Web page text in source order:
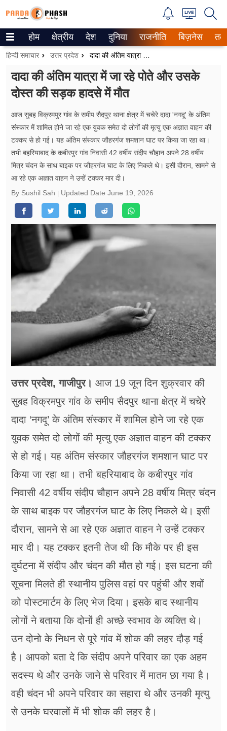
Trending on Google News
ePaper
वेब स्टोरीज
उत्तर प्रदेश
गैलरी
वीडियो
रिलेशनशिप
जीवन मंत्रा
ब्‍यूटी
शिक्षा
अन्य खबरें
होम क्षेत्रीय देश दुनिया राजनीति बिज़नेस
हिन्दी समाचार उत्तर प्रदेश
दादा की अंतिम यात्रा में जा रहे पोते और उसके
दोस्त की सड़क हादसे में मौत
आज सुबह विक्रमपुर गांव के समीप सैदपुर थाना क्षेत्र में चचेरे दादा 'नगदू' के अंतिम
संस्कार में शामिल होने जा रहे एक युवक समेत दो लोगों की मृत्यु एक अज्ञात वाहन की
टक्कर से हो गई। यह अंतिम संस्कार जौहरगंज शमशान घाट पर किया जा रहा था।
तभी बहरियाबाद के कबीरपुर गांव निवासी 42 वर्षीय संदीप चौहान अपने 28 वर्षीय
मित्र चंदन के साथ बाइक पर जौहरगंज घाट के लिए निकले थे। इसी दौरान, सामने से
आ रहे एक अज्ञात वाहन ने उन्हें टक्कर मार दी।
By Sushil Sah
Updated Date June 19, 2026
उत्तर प्रदेश, गाजीपुर। आज 19 जून दिन शुक्रवार की
सुबह विक्रमपुर गांव के समीप सैदपुर थाना क्षेत्र में चचेरे
दादा ‘नगदू’ के अंतिम संस्कार में शामिल होने जा रहे एक
युवक समेत दो लोगों की मृत्यु एक अज्ञात वाहन की टक्कर
से हो गई। यह अंतिम संस्कार जौहरगंज शमशान घाट पर
किया जा रहा था। तभी बहरियाबाद के कबीरपुर गांव
निवासी 42 वर्षीय संदीप चौहान अपने 28 वर्षीय मित्र चंदन
के साथ बाइक पर जौहरगंज घाट के लिए निकले थे। इसी
दौरान, सामने से आ रहे एक अज्ञात वाहन ने उन्हें टक्कर
मार दी। यह टक्कर इतनी तेज थी कि मौके पर ही इस
दुर्घटना में संदीप और चंदन की मौत हो गई। इस घटना की
सूचना मिलते ही स्थानीय पुलिस वहां पर पहुंची और शवों
को पोस्टमार्टम के लिए भेज दिया। इसके बाद स्थानीय
लोगों ने बताया कि दोनों ही अच्छे स्वभाव के व्यक्ति थे।
उन दोनो के निधन से पूरे गांव में शोक की लहर दौड़ गई
है। आपको बता दे कि संदीप अपने परिवार का एक अहम
सदस्य थे और उनके जाने से परिवार में मातम छा गया है।
वही चंदन भी अपने परिवार का सहारा थे और उनकी मृत्यु
से उनके घरवालों में भी शोक की लहर है।